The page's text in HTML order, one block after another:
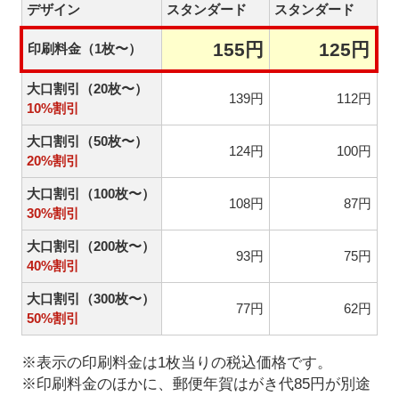
デザイン
スタンダード スタンダード
印刷料金（1枚〜） 155円 125円
大口割引（20枚〜）
10%割引
139円 112円
大口割引（50枚〜）
20%割引
124円 100円
大口割引（100枚〜）
30%割引
108円 87円
大口割引（200枚〜）
40%割引
93円 75円
大口割引（300枚〜）
50%割引
77円 62円
※表示の印刷料金は1枚当りの税込価格です。
※印刷料金のほかに、郵便年賀はがき代85円が別途